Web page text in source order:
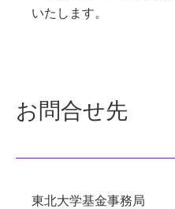
いたします。
お問合せ先
東北大学基金事務局